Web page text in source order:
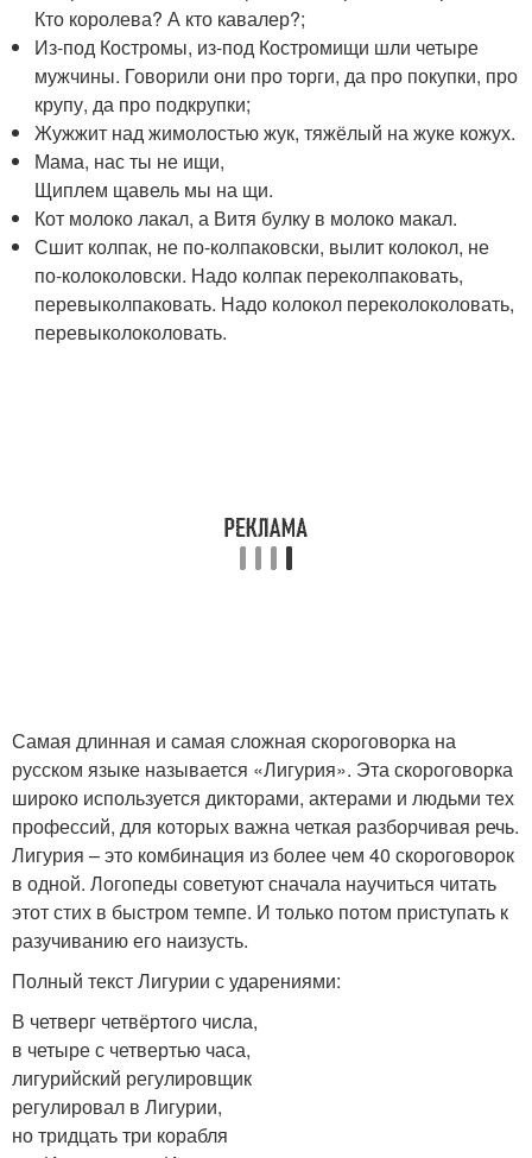
Кто королева? А кто кавалер?;
Из-под Костромы, из-под Костромищи шли четыре
мужчины. Говорили они про торги, да про покупки, про
крупу, да про подкрупки;
Жужжит над жимолостью жук, тяжёлый на жуке кожух.
Мама, нас ты не ищи,
Щиплем щавель мы на щи.
Кот молоко лакал, а Витя булку в молоко макал.
Сшит колпак, не по-колпаковски, вылит колокол, не
по-колоколовски. Надо колпак переколпаковать,
перевыколпаковать. Надо колокол переколоколовать,
перевыколоколовать.
Самая длинная и самая сложная скороговорка на
русском языке называется «Лигурия». Эта скороговорка
широко используется дикторами, актерами и людьми тех
профессий, для которых важна четкая разборчивая речь.
Лигурия – это комбинация из более чем 40 скороговорок
в одной. Логопеды советуют сначала научиться читать
этот стих в быстром темпе. И только потом приступать к
разучиванию его наизусть.
Полный текст Лигурии с ударениями:
В четверг четвёртого числа,
в четыре с четвертью часа,
лигурийский регулировщик
регулировал в Лигурии,
но тридцать три корабля